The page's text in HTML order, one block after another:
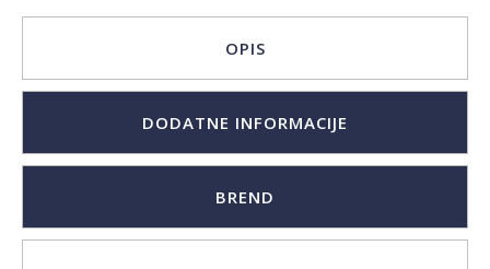
OPIS
DODATNE INFORMACIJE
BREND